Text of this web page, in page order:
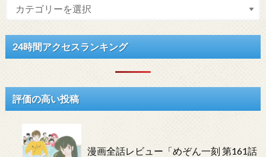
24時間アクセスランキング
評価の高い投稿
漫画全話レビュー「めぞん一刻 第161話